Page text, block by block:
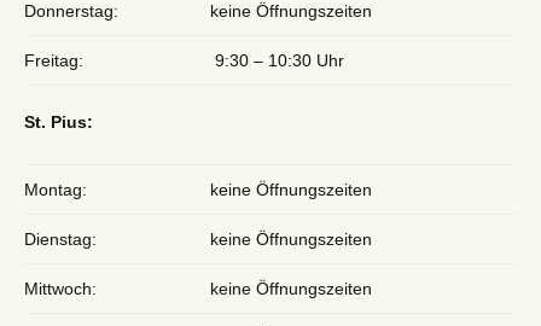
Donnerstag: keine Öffnungszeiten
Freitag: 9:30 – 10:30 Uhr
St. Pius:
Montag: keine Öffnungszeiten
Dienstag: keine Öffnungszeiten
Mittwoch: keine Öffnungszeiten